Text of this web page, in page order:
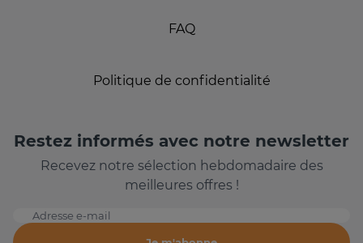
FAQ
Politique de confidentialité
Restez informés avec notre newsletter
Recevez notre sélection hebdomadaire des
meilleures offres !
Adresse e-mail